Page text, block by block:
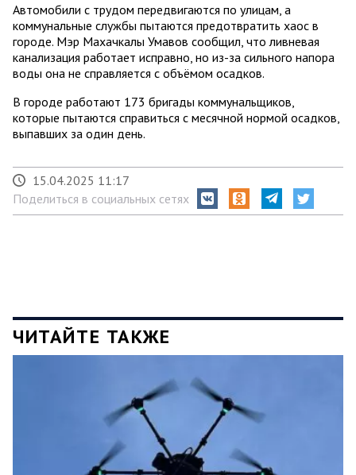
Автомобили с трудом передвигаются по улицам, а
коммунальные службы пытаются предотвратить хаос в
городе. Мэр Махачкалы Умавов сообщил, что ливневая
канализация работает исправно, но из-за сильного напора
воды она не справляется с объёмом осадков.
В городе работают 173 бригады коммунальщиков,
которые пытаются справиться с месячной нормой осадков,
выпавших за один день.
15.04.2025 11:17
Поделиться в социальных сетях
ЧИТАЙТЕ ТАКЖЕ